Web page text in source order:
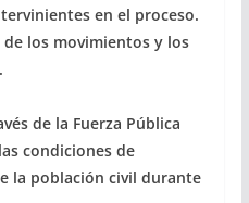
en el proceso.
los movimientos y los
de la Fuerza Pública
condiciones de
la población civil durante